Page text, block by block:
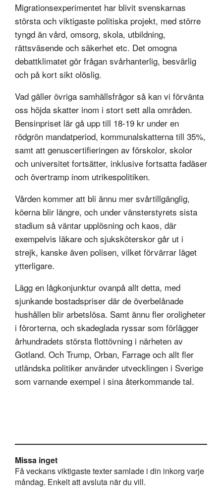
Migrationsexperimentet har blivit svenskarnas
största och viktigaste politiska projekt, med större
tyngd än vård, omsorg, skola, utbildning,
rättsväsende och säkerhet etc. Det omogna
debattklimatet gör frågan svårhanterlig, besvärlig
och på kort sikt olöslig.
Vad gäller övriga samhällsfrågor så kan vi förvänta
oss höjda skatter inom i stort sett alla områden.
Bensinpriset lär gå upp till 18-19 kr under en
rödgrön mandatperiod, kommunalskatterna till 35%,
samt att genuscertifieringen av förskolor, skolor
och universitet fortsätter, inklusive fortsatta fadäser
och övertramp inom utrikespolitiken.
Vården kommer att bli ännu mer svårtillgänglig,
köerna blir längre, och under vänsterstyrets sista
stadium så väntar upplösning och kaos, där
exempelvis läkare och sjuksköterskor går ut i
strejk, kanske även polisen, vilket förvärrar läget
ytterligare.
Lägg en lågkonjunktur ovanpå allt detta, med
sjunkande bostadspriser där de överbelånade
hushållen blir arbetslösa. Samt ännu fler oroligheter
i förorterna, och skadeglada ryssar som förlägger
århundradets största flottövning i närheten av
Gotland. Och Trump, Orban, Farrage och allt fler
utländska politiker använder utvecklingen i Sverige
som varnande exempel i sina återkommande tal.
Missa inget
Få veckans viktigaste texter samlade i din inkorg varje
måndag. Enkelt att avsluta när du vill.